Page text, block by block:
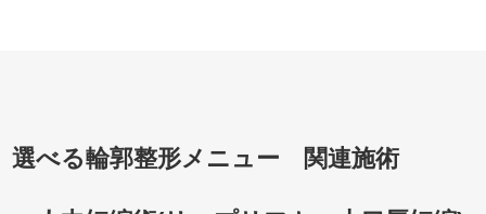
選べる輪郭整形メニュー 関連施術